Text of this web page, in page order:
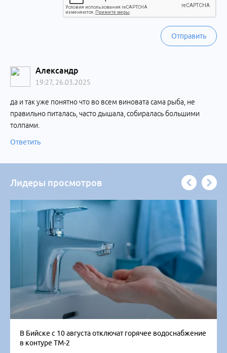
Отправить
Александр
19:27, 26.03.2025
да и так уже понятно что во всем виновата сама рыба, не
правильно питалась, часто дышала, собиралась большими
толпами.
Ответить
Лидеры просмотров
В Бийске с 10 августа отключат горячее водоснабжение
в контуре ТМ-2